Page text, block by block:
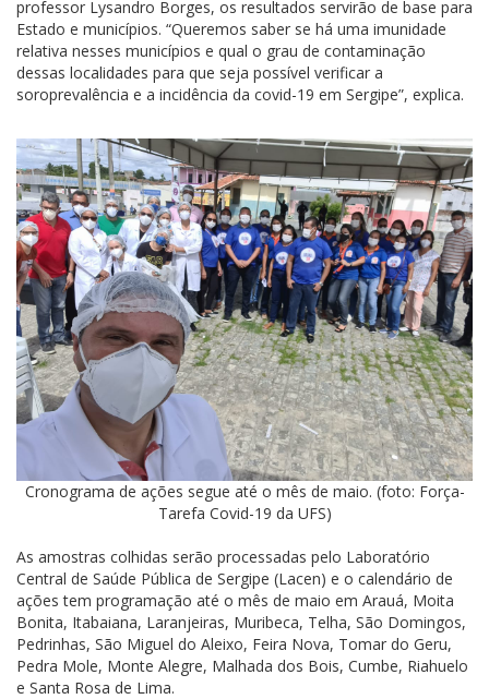
professor Lysandro Borges, os resultados servirão de base para
Estado e municípios. “Queremos saber se há uma imunidade
relativa nesses municípios e qual o grau de contaminação
dessas localidades para que seja possível verificar a
soroprevalência e a incidência da covid-19 em Sergipe”, explica.
Cronograma de ações segue até o mês de maio. (foto: Força-
Tarefa Covid-19 da UFS)
As amostras colhidas serão processadas pelo Laboratório
Central de Saúde Pública de Sergipe (Lacen) e o calendário de
ações tem programação até o mês de maio em Arauá, Moita
Bonita, Itabaiana, Laranjeiras, Muribeca, Telha, São Domingos,
Pedrinhas, São Miguel do Aleixo, Feira Nova, Tomar do Geru,
Pedra Mole, Monte Alegre, Malhada dos Bois, Cumbe, Riahuelo
e Santa Rosa de Lima.